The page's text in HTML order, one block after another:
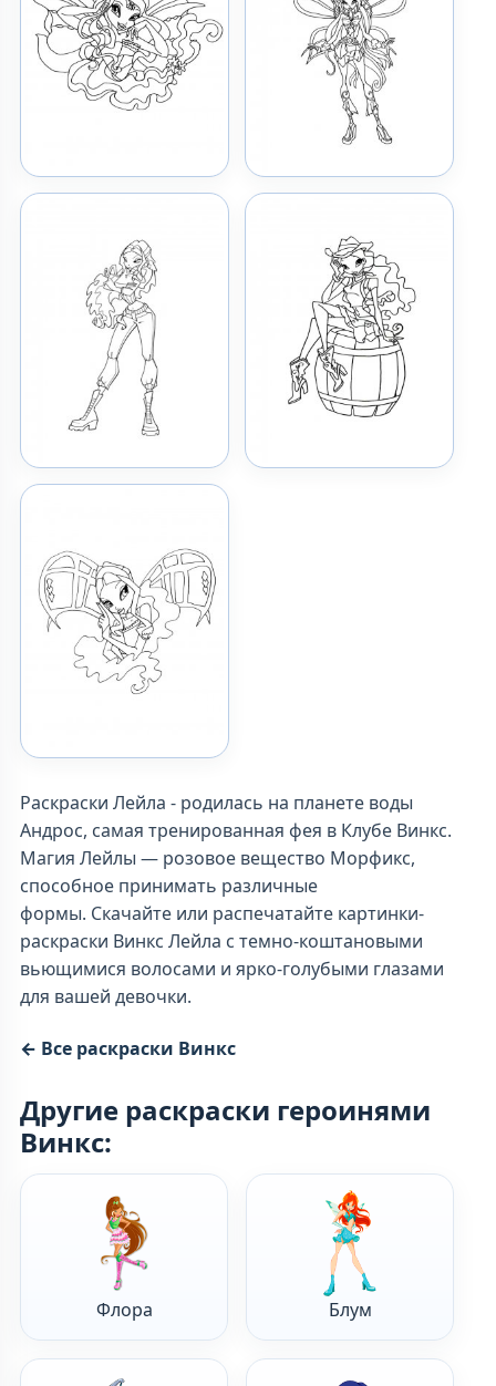
Раскраски Лейла - родилась на планете воды
Андрос, самая тренированная фея в Клубе Винкс.
Магия Лейлы — розовое вещество Морфикс,
способное принимать различные
формы. Скачайте или распечатайте картинки-
раскраски Винкс Лейла с темно-коштановыми
вьющимися волосами и ярко-голубыми глазами
для вашей девочки.
← Все раскраски Винкс
Другие раскраски героинями
Винкс:
Флора Блум